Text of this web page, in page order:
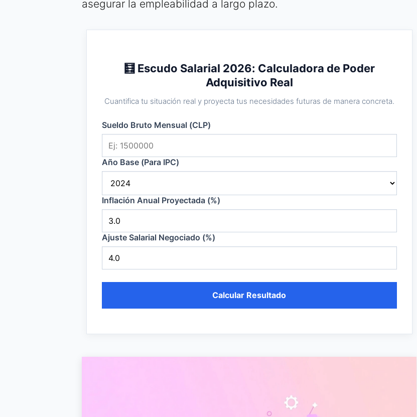
asegurar la empleabilidad a largo plazo.
🧮 Escudo Salarial 2026: Calculadora de Poder
Adquisitivo Real
Cuantifica tu situación real y proyecta tus necesidades futuras de manera concreta.
Sueldo Bruto Mensual (CLP)
Año Base (Para IPC)
Inflación Anual Proyectada (%)
Ajuste Salarial Negociado (%)
Calcular Resultado